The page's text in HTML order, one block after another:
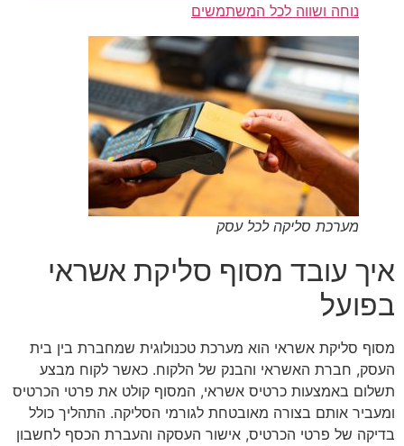
נוחה ושווה לכל המשתמשים
מערכת סליקה לכל עסק
איך עובד מסוף סליקת אשראי
בפועל
מסוף סליקת אשראי הוא מערכת טכנולוגית שמחברת בין בית
העסק, חברת האשראי והבנק של הלקוח. כאשר לקוח מבצע
תשלום באמצעות כרטיס אשראי, המסוף קולט את פרטי הכרטיס
ומעביר אותם בצורה מאובטחת לגורמי הסליקה. התהליך כולל
בדיקה של פרטי הכרטיס, אישור העסקה והעברת הכסף לחשבון